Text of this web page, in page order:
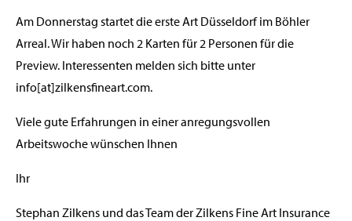
Am Donnerstag startet die erste Art Düsseldorf im Böhler
Arreal. Wir haben noch 2 Karten für 2 Personen für die
Preview. Interessenten melden sich bitte unter
info[at]zilkensfineart.com.
Viele gute Erfahrungen in einer anregungsvollen
Arbeitswoche wünschen Ihnen
Ihr
Stephan Zilkens und das Team der Zilkens Fine Art Insurance